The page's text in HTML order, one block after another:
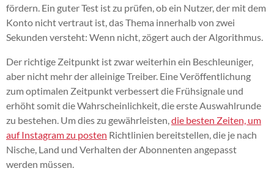
fördern. Ein guter Test ist zu prüfen, ob ein Nutzer, der mit dem
Konto nicht vertraut ist, das Thema innerhalb von zwei
Sekunden versteht: Wenn nicht, zögert auch der Algorithmus.
Der richtige Zeitpunkt ist zwar weiterhin ein Beschleuniger,
aber nicht mehr der alleinige Treiber. Eine Veröffentlichung
zum optimalen Zeitpunkt verbessert die Frühsignale und
erhöht somit die Wahrscheinlichkeit, die erste Auswahlrunde
zu bestehen. Um dies zu gewährleisten,die besten Zeiten, um
auf Instagram zu posten Richtlinien bereitstellen, die je nach
Nische, Land und Verhalten der Abonnenten angepasst
werden müssen.